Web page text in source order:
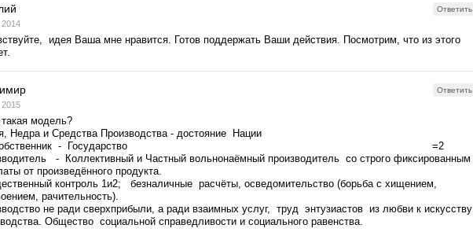
2014
Ответить
идея Ваша мне нравится. Готов поддержать Ваши действия. Посмотрим, что из этого
2015
Ответить
модель?
Недра и Средства Производства - достояние Нации
Собственник - Государство =2
- Коллективный и Частный вольнонаёмный производитель со строго фиксированным
от произведённого продукта.
контроль 1и2; безналичные расчёты, осведомительство (борьба с хищением,
рачительность).
не ради сверхприбыли, а ради взаимных услуг, труд энтузиастов из любви к искусству
Общество социальной справедливости и социального равенства.